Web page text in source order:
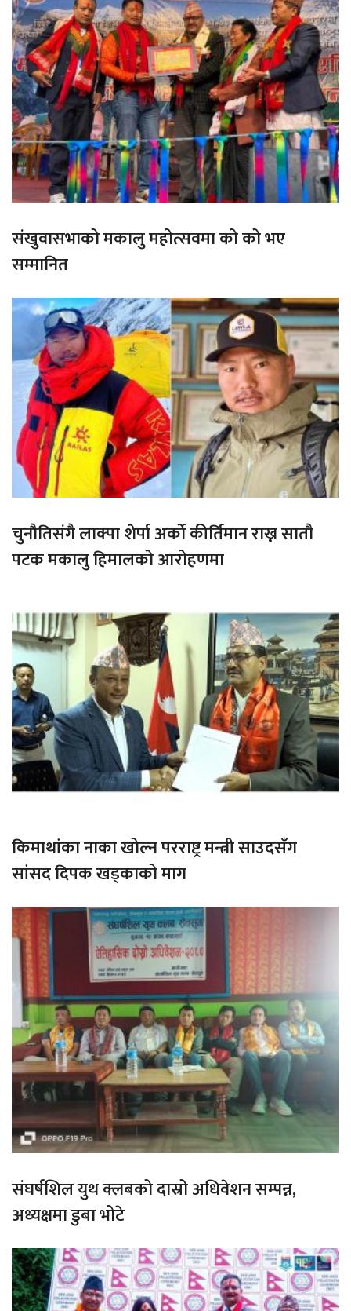
संखुवासभाको मकालु महोत्सवमा को को भए
सम्मानित
चुनौतिसंगै लाक्पा शेर्पा अर्को कीर्तिमान राख्न सातौ
पटक मकालु हिमालको आरोहणमा
किमाथांका नाका खोल्न परराष्ट्र मन्त्री साउदसँग
सांसद दिपक खड्काको माग
संघर्षशिल युथ क्लबको दास्रो अधिवेशन सम्पन्न,
अध्यक्षमा डुबा भोटे